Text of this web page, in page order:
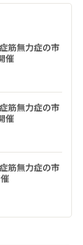
筋無力症の市
催
筋無力症の市
催
筋無力症の市